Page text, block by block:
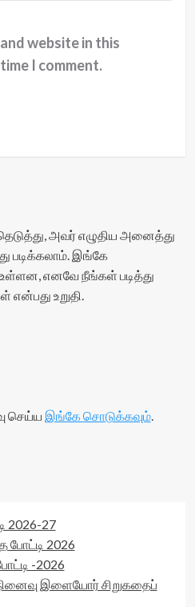
website in this
I comment.
அவர் எழுதிய அனைத்து
படிக்கலாம். இங்கே
எனவே நீங்கள் படித்து
உறுதி.
செய்ய இங்கே சொடுக்கவும்.
2026-27
போட்டி 2026
-2026
இளையோர் சிறுகதைப்